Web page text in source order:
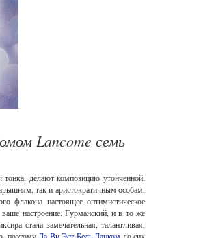
Lancome семь
делают композицию утонченной,
так и аристократичным особам,
флакона настоящее оптимистическое
ваше настроение. Гурманский, и в то же
стала замечательная, талантливая,